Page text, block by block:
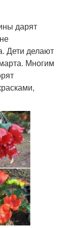
дарят
Дети делают
Многим